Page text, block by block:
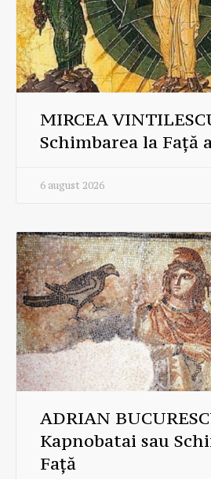
MIRCEA
Schimbarea la Față
6 august 2026
ADRIAN
Kapnobatai sau
Față